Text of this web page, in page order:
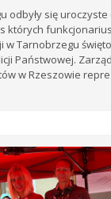
odbyły się
których
w Tarnobrzegu
Państwowej.
w Rzeszowie